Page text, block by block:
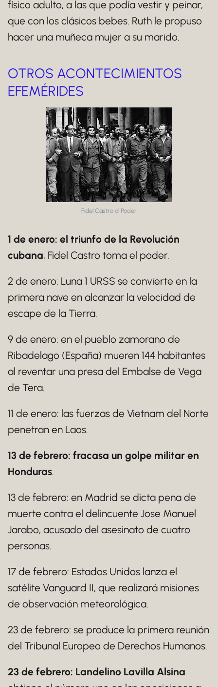
físico adulto, a las que podía vestir y peinar,
que con los clásicos bebes. Ruth le propuso
hacer una muñeca mujer a su marido.
OTROS ACONTECIMIENTOS
EFEMÉRIDES
Fidel Castro al Poder
1 de enero: el triunfo de la Revolución
cubana, Fidel Castro toma el poder.
2 de enero: Luna 1 URSS se convierte en la
primera nave en alcanzar la velocidad de
escape de la Tierra.
9 de enero: en el pueblo zamorano de
Ribadelago (España) mueren 144 habitantes
al reventar una presa del Embalse de Vega
de Tera.
11 de enero: las fuerzas de Vietnam del Norte
penetran en Laos.
13 de febrero: fracasa un golpe militar en
Honduras.
13 de febrero: en Madrid se dicta pena de
muerte contra el delincuente Jose Manuel
Jarabo, acusado del asesinato de cuatro
personas.
17 de febrero: Estados Unidos lanza el
satélite Vanguard II, que realizará misiones
de observación meteorológica.
23 de febrero: se produce la primera reunión
del Tribunal Europeo de Derechos Humanos.
23 de febrero: Landelino Lavilla Alsina